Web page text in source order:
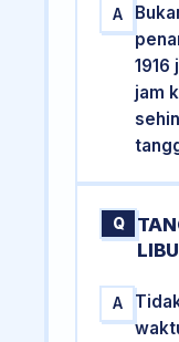
A
jam
Q
A